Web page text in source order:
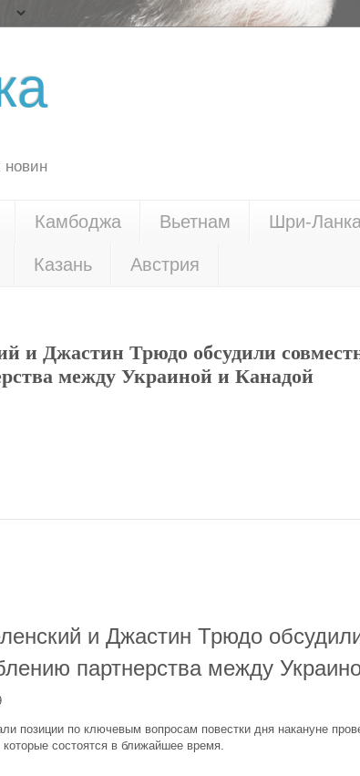
новин
Камбоджа Вьетнам Шри-Ланка
Казань Австрия
и Джастин Трюдо обсудили
между Украиной и Канадой
и Джастин Трюдо
партнерства между
позиции по ключевым вопросам повестки дня накануне
состоятся в ближайшее время.